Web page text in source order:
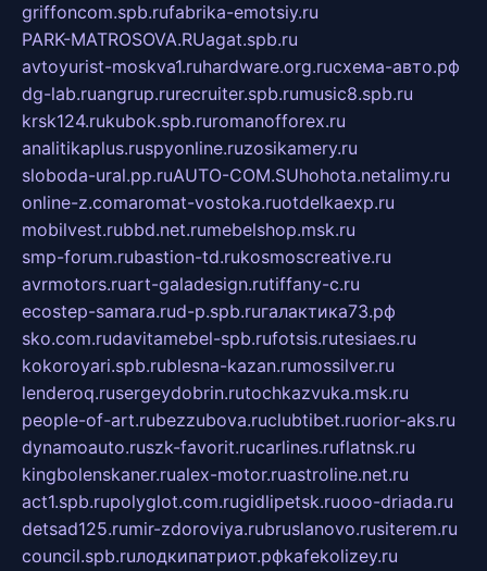
griffoncom.spb.rufabrika-emotsiy.ru
PARK-MATROSOVA.RUagat.spb.ru
avtoyurist-moskva1.ruhardware.org.ruсхема-авто.рф
dg-lab.ruangrup.rurecruiter.spb.rumusic8.spb.ru
krsk124.rukubok.spb.ruromanofforex.ru
analitikaplus.ruspyonline.ruzosikamery.ru
sloboda-ural.pp.ruAUTO-COM.SUhohota.netalimy.ru
online-z.comaromat-vostoka.ruotdelkaexp.ru
mobilvest.rubbd.net.rumebelshop.msk.ru
smp-forum.rubastion-td.rukosmoscreative.ru
avrmotors.ruart-galadesign.rutiffany-c.ru
ecostep-samara.rud-p.spb.ruгалактика73.рф
sko.com.rudavitamebel-spb.rufotsis.rutesiaes.ru
kokoroyari.spb.rublesna-kazan.rumossilver.ru
lenderoq.rusergeydobrin.rutochkazvuka.msk.ru
people-of-art.rubezzubova.ruclubtibet.ruorior-aks.ru
dynamoauto.ruszk-favorit.rucarlines.ruflatnsk.ru
kingbolenskaner.rualex-motor.ruastroline.net.ru
act1.spb.rupolyglot.com.rugidlipetsk.ruooo-driada.ru
detsad125.rumir-zdoroviya.rubruslanovo.rusiterem.ru
council.spb.ruлодкипатриот.рфkafekolizey.ru